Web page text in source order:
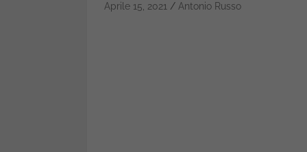
Aprile 15, 2021 Antonio Russo